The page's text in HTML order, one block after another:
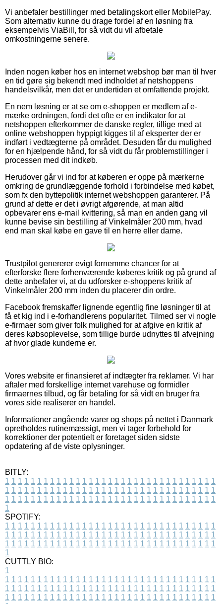
Vi anbefaler bestillinger med betalingskort eller MobilePay.
Som alternativ kunne du drage fordel af en løsning fra
eksempelvis ViaBill, for så vidt du vil afbetale
omkostningerne senere.
Inden nogen køber hos en internet webshop bør man til hver
en tid gøre sig bekendt med indholdet af netshoppens
handelsvilkår, men det er undertiden et omfattende projekt.
En nem løsning er at se om e-shoppen er medlem af e-
mærke ordningen, fordi det ofte er en indikator for at
netshoppen efterkommer de danske regler, tillige med at
online webshoppen hyppigt kigges til af eksperter der er
indført i vedtægterne på området. Desuden får du mulighed
for en hjælpende hånd, for så vidt du får problemstillinger i
processen med dit indkøb.
Herudover går vi ind for at køberen er oppe på mærkerne
omkring de grundlæggende forhold i forbindelse med købet,
som fx den byttepolitik internet webshoppen garanterer. På
grund af dette er det i øvrigt afgørende, at man altid
opbevarer ens e-mail kvittering, så man en anden gang vil
kunne bevise sin bestilling af Vinkelmåler 200 mm, hvad
end man skal købe en gave til en herre eller dame.
Trustpilot genererer evigt fornemme chancer for at
efterforske flere forhenværende køberes kritik og på grund af
dette anbefaler vi, at du udforsker e-shoppens kritik af
Vinkelmåler 200 mm inden du placerer din ordre.
Facebook fremskaffer lignende egentlig fine løsninger til at
få et kig ind i e-forhandlerens popularitet. Tilmed ser vi nogle
e-firmaer som giver folk mulighed for at afgive en kritik af
deres købsoplevelse, som tillige burde udnyttes til afvejning
af hvor glade kunderne er.
Vores website er finansieret af indtægter fra reklamer. Vi har
aftaler med forskellige internet varehuse og formidler
firmaernes tilbud, og får betaling for så vidt en bruger fra
vores side realiserer en handel.
Informationer angående varer og shops på nettet i Danmark
opretholdes rutinemæssigt, men vi tager forbehold for
korrektioner der potentielt er foretaget siden sidste
opdatering af de viste oplysninger.
BITLY:
1 1 1 1 1 1 1 1 1 1 1 1 1 1 1 1 1 1 1 1 1 1 1 1 1 1 1 1 1 1 1 1 1
1 1 1 1 1 1 1 1 1 1 1 1 1 1 1 1 1 1 1 1 1 1 1 1 1 1 1 1 1 1 1 1 1
1 1 1 1 1 1 1 1 1 1 1 1 1 1 1 1 1 1 1 1 1 1 1 1 1 1 1 1 1 1 1 1 1
1
SPOTIFY:
1 1 1 1 1 1 1 1 1 1 1 1 1 1 1 1 1 1 1 1 1 1 1 1 1 1 1 1 1 1 1 1 1
1 1 1 1 1 1 1 1 1 1 1 1 1 1 1 1 1 1 1 1 1 1 1 1 1 1 1 1 1 1 1 1 1
1 1 1 1 1 1 1 1 1 1 1 1 1 1 1 1 1 1 1 1 1 1 1 1 1 1 1 1 1 1 1 1 1
1
CUTTLY BIO:
1
1 1 1 1 1 1 1 1 1 1 1 1 1 1 1 1 1 1 1 1 1 1 1 1 1 1 1 1 1 1 1 1 1
1 1 1 1 1 1 1 1 1 1 1 1 1 1 1 1 1 1 1 1 1 1 1 1 1 1 1 1 1 1 1 1 1
1 1 1 1 1 1 1 1 1 1 1 1 1 1 1 1 1 1 1 1 1 1 1 1 1 1 1 1 1 1 1 1 1